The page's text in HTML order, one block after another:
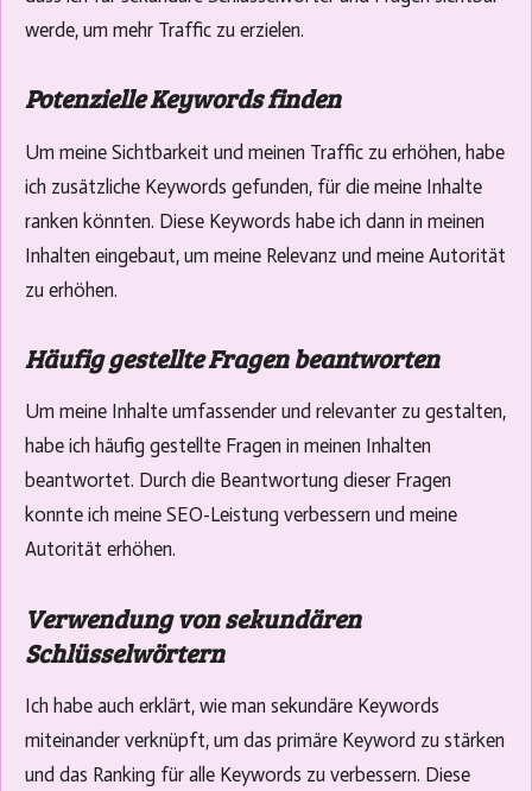
werde, um mehr Traffic zu erzielen.
Potenzielle Keywords finden
Um meine Sichtbarkeit und meinen Traffic zu erhöhen, habe
ich zusätzliche Keywords gefunden, für die meine Inhalte
ranken könnten. Diese Keywords habe ich dann in meinen
Inhalten eingebaut, um meine Relevanz und meine Autorität
zu erhöhen.
Häufig gestellte Fragen beantworten
Um meine Inhalte umfassender und relevanter zu gestalten,
habe ich häufig gestellte Fragen in meinen Inhalten
beantwortet. Durch die Beantwortung dieser Fragen
konnte ich meine SEO-Leistung verbessern und meine
Autorität erhöhen.
Verwendung von sekundären
Schlüsselwörtern
Ich habe auch erklärt, wie man sekundäre Keywords
miteinander verknüpft, um das primäre Keyword zu stärken
und das Ranking für alle Keywords zu verbessern. Diese